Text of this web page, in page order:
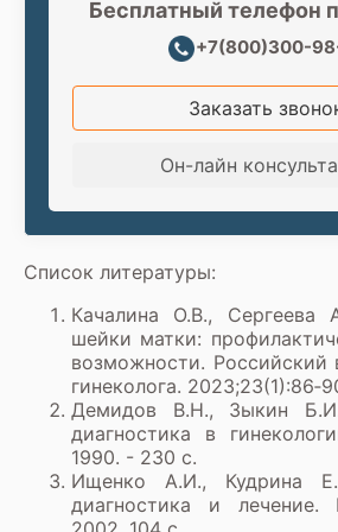
Бесплатный телефон
+7(800)300-
Заказать
Он-лайн
Список литературы:
Качалина О.В., Сергеева
шейки матки:
возможности. Российский
гинеколога.
Демидов В.Н., Зыкин Б.И.
диагностика в
1990. - 230 с.
Ищенко А.И., Кудрина
диагностика и